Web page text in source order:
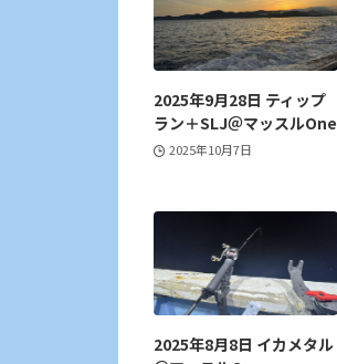
2025年9月28日 ティップ
ラン＋SLJ＠マッスルOne
2025年10月7日
2025年8月8日 イカメタル